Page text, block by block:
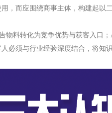
，而应围绕商事主体，构建起以
物料转化为竞争优势与获客入口 ；
必须与行业经验深度结合 ， 将知